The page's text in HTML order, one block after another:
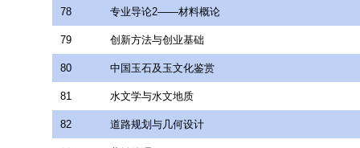
78 专业导论2——材料概论
79 创新方法与创业基础
80 中国玉石及玉文化鉴赏
81 水文学与水文地质
82 道路规划与几何设计